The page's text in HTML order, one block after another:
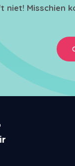
niet! Misschien